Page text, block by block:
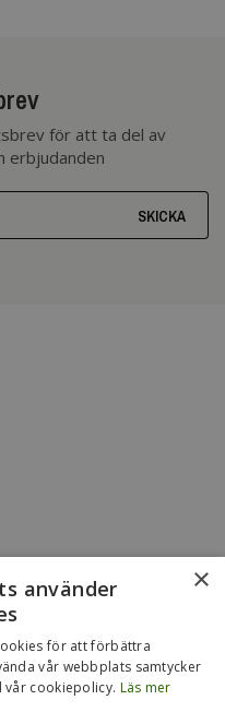
för att ta del av
erbjudanden
SKICKA
AB i Visby, Gotland.
grossistförsäljning av
m.m. Mer om vårt
×
använder
för att förbättra
vår webbplats samtycker
vår cookiepolicy. Läs mer